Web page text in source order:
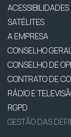
ACESSIBILIDADES
SATÉLITES
A EMPRESA
CONSELHO
CONSELHO DE
CONTRATO DE
RÁDIO E
RGPD
GESTÃO DAS